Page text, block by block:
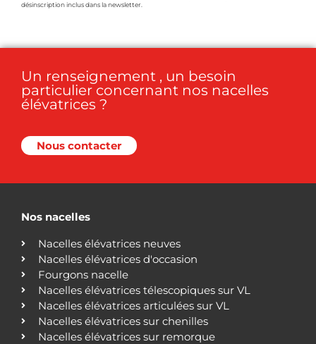
désinscription inclus dans la newsletter.
Un renseignement , un besoin
particulier concernant nos nacelles
élévatrices ?
Nous contacter
Nos nacelles
Nacelles élévatrices neuves
Nacelles élévatrices d'occasion
Fourgons nacelle
Nacelles élévatrices télescopiques sur VL
Nacelles élévatrices articulées sur VL
Nacelles élévatrices sur chenilles
Nacelles élévatrices sur remorque